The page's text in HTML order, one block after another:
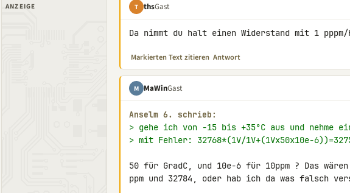
ANZEIGE T thsGast
Da nimmt du halt einen Widerstand mit 1 pppm/
Markierten Text zitieren Antwort
M MaWinGast
Anselm 6. schrieb:
> gehe ich von -15 bis +35°C aus und nehme
> mit Fehler: 32768*(1V/1V+(1Vx50x10e-
50 für GradC, und 10e-6 für 10ppm ? Das
ppm und 32784, oder hab ich da was falsch